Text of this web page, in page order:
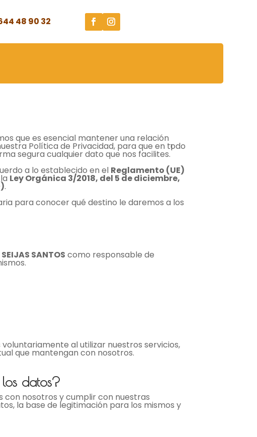
48 90 32 FacebookInstagram
que es esencial mantener una relación
Política de Privacidad, para que en todo
segura cualquier dato que nos facilites.
1
a lo establecido en el Reglamento (UE)
Ley Orgánica 3/2018, del 5 de diciembre,
.
para conocer qué destino le daremos a los
SANTOS como responsable de
al utilizar nuestros servicios,
que mantengan con nosotros.
datos?
con nosotros y cumplir con nuestras
la base de legitimación para los mismos y